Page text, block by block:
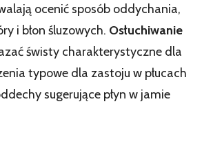
ocenić sposób oddychania,
i błon śluzowych. Osłuchiwanie
świsty charakterystyczne dla
typowe dla zastoju w płucach
sugerujące płyn w jamie